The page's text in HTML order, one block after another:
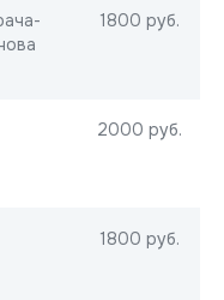
1800 руб.
2000 руб.
1800 руб.